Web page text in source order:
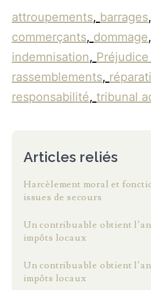
attroupements, barrages,
commerçants, dommage,
indemnisation,
rassemblements,
responsabilité, tribunal
Articles reliés
Harcèlement moral et
issues de secours
Un contribuable obtient
impôts locaux
Un contribuable obtient
impôts locaux